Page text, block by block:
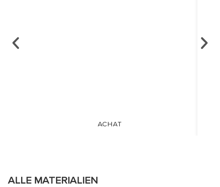
ACHAT
ALLE MATERIALIEN